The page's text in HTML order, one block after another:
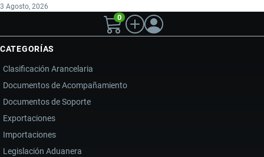
3 Agosto, 2026
0
CATEGORÍAS
Clasificación Arancelaria
Documentos de Acompañamiento
Documentos de Soporte
Exportaciones
Importaciones
Legislación Aduanera